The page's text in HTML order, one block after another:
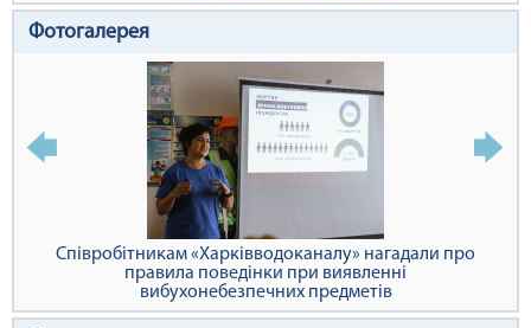
Фотогалерея
У Харкові облаштовують сучасні питні бювети